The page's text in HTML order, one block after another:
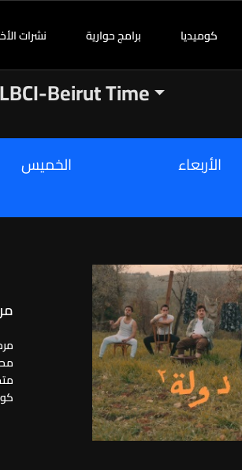
كوميديا برامج حوارية نشرات
الأربعاء الخميس